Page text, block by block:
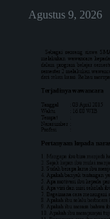
Agustus 9, 2026